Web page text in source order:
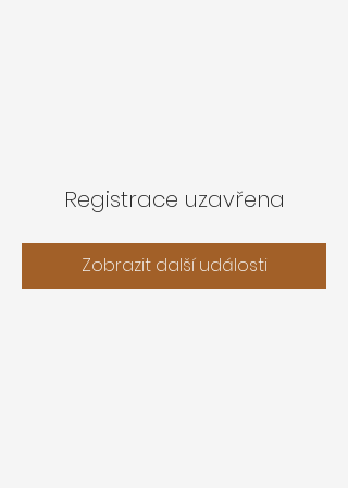
Registrace uzavřena
Zobrazit další události